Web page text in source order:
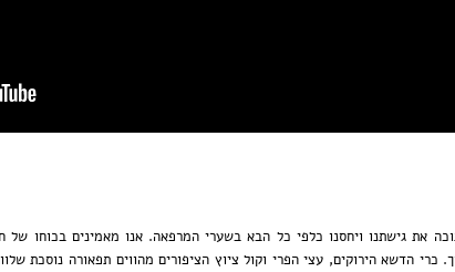
את גישתנו ויחסנו כלפי כל הבא בשערי המרפאה. אנו מאמינים בכוחו של
כרי הדשא הירוקים, עצי הפרי וקול ציוץ הציפורים מהווים תפאורה נוסכת